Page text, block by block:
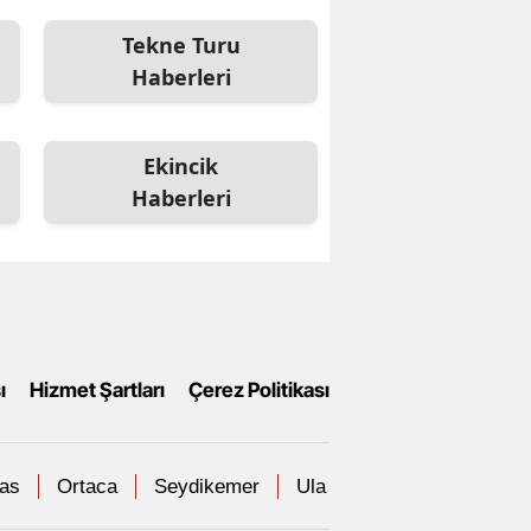
Tekne Turu
Haberleri
Ekincik
Haberleri
Hizmet Şartları Çerez Politikası
Ortaca Seydikemer Ula